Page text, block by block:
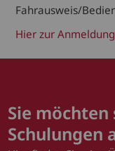
Fahrausweis/
Hier zur
Sie
Schulungen